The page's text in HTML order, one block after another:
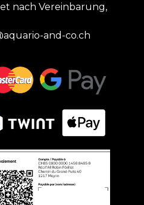
nach Vereinbarung,
and-co.ch